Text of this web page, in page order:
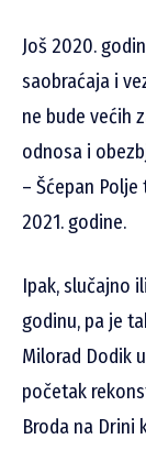
Još 2020.
saobraćaja i
ne bude većih
odnosa i
– Šćepan
2021. godine.
Ipak, slučajno
godinu, pa je
Milorad Dodik
početak
Broda na Drini